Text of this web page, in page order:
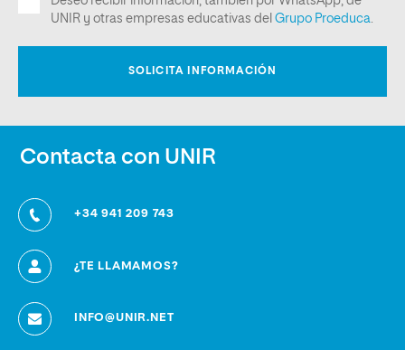
Contacta con UNIR
+34 941 209 743
¿TE LLAMAMOS?
INFO@UNIR.NET